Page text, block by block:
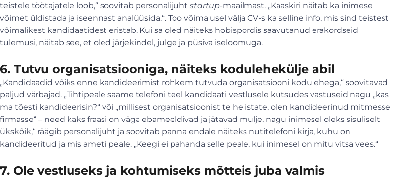
teistele töötajatele loob,“ soovitab personalijuht startup-maailmast. „Kaaskiri näitab ka inimese
võimet üldistada ja iseennast analüüsida.“. Too võimalusel välja CV-s ka selline info, mis sind teistest
võimalikest kandidaatidest eristab. Kui sa oled näiteks hobispordis saavutanud erakordseid
tulemusi, näitab see, et oled järjekindel, julge ja püsiva iseloomuga.
6. Tutvu organisatsiooniga, näiteks kodulehekülje abil
„Kandidaadid võiks enne kandideerimist rohkem tutvuda organisatsiooni kodulehega,“ soovitavad
paljud värbajad. „Tihtipeale saame telefoni teel kandidaati vestlusele kutsudes vastuseid nagu „kas
ma tõesti kandideerisin?“ või „millisest organisatsioonist te helistate, olen kandideerinud mitmesse
firmasse“ – need kaks fraasi on väga ebameeldivad ja jätavad mulje, nagu inimesel oleks sisuliselt
ükskõik,“ räägib personalijuht ja soovitab panna endale näiteks nutitelefoni kirja, kuhu on
kandideeritud ja mis ameti peale. „Keegi ei pahanda selle peale, kui inimesel on mitu vitsa vees.“
7. Ole vestluseks ja kohtumiseks mõtteis juba valmis